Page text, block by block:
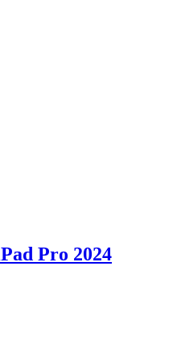
Pro 2024